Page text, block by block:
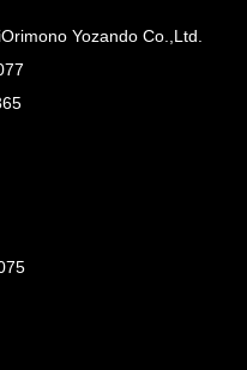
Yozando Co.,Ltd.